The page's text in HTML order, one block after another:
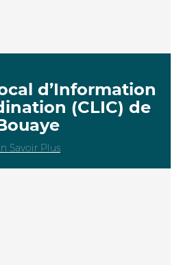
d’Information
(CLIC) de
Savoir Plus